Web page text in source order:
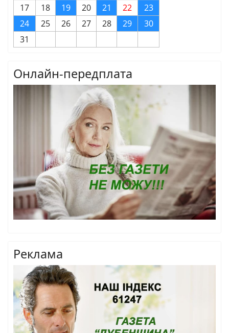
17
18 19 20 21 22
23
24
25 26 27 28 29
30
31
Онлайн-передплата
Реклама